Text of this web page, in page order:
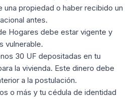
una propiedad o haber recibido un
antes.
Hogares debe estar vigente y
vulnerable.
30 UF depositadas en tu
la vivienda. Este dinero debe
a la postulación.
o más y tu cédula de identidad